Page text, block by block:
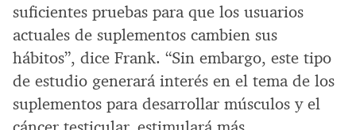
suficientes pruebas para que los usuarios
actuales de suplementos cambien sus
hábitos”, dice Frank. “Sin embargo, este tipo
de estudio generará interés en el tema de los
suplementos para desarrollar músculos y el